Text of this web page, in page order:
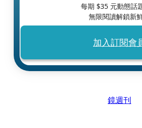
每期 $35 元動態話
無限閱讀解鎖新
加入訂閱會
鏡週刊